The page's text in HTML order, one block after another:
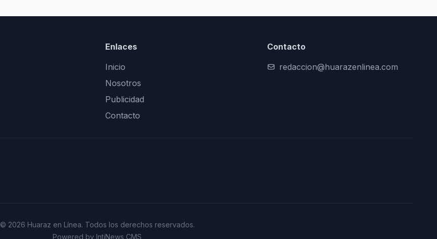
Enlaces
Inicio
Nosotros
Publicidad
Contacto
Contacto
redaccion@huarazenlinea.com
© 2026 Huaraz en Línea. Todos los derechos reservados.
Powered by IntiNews CMS